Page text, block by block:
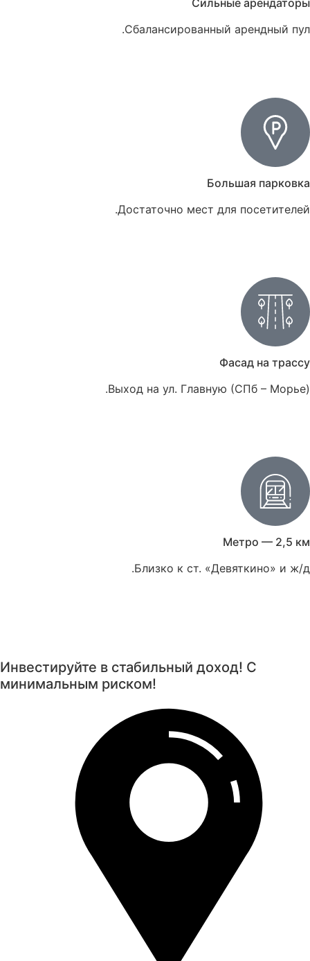
Сильные арендаторы
Сбалансированный арендный пул.
Большая парковка
Достаточно мест для посетителей.
Фасад на трассу
Выход на ул. Главную (СПб – Морье).
Метро — 2,5 км
Близко к ст. «Девяткино» и ж/д.
Инвестируйте в стабильный доход! С
минимальным риском!